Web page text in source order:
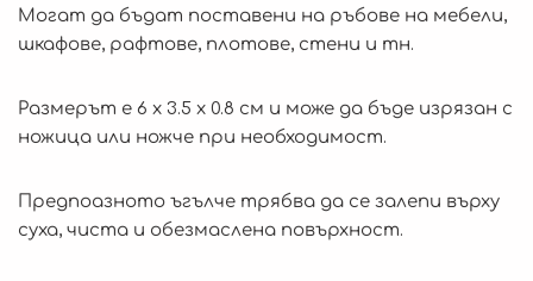
Могат да бъдат поставени на ръбове на мебели,
шкафове, рафтове, плотове, стени и тн.
Размерът е 6 х 3.5 х 0.8 см и може да бъде изрязан с
ножица или ножче при необходимост.
Предпоазното ъгълче трябва да се залепи върху
суха, чиста и обезмаслена повърхност.